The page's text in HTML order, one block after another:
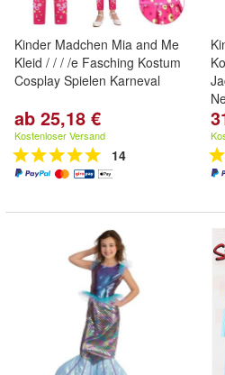
Kinder Madchen Mia and Me
Kleid / / / /e Fasching Kostum
Cosplay Spielen Karneval
ab 25,18 €
Kostenloser Versand
14